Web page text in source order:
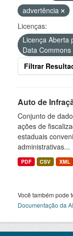
advertência
Licenças:
Licença Aberta
Data Commons
Filtrar
Auto de
Conjunto de
ações de
estaduais
administrativas...
PDF CSV XML
Você também pode
Documentação da